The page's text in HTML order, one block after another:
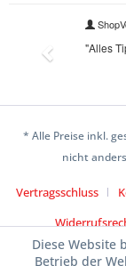
* Alle Preise inkl.
nicht
Vertragsschluss
Diese Website
Betrieb der